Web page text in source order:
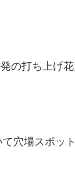
の打ち上げ花
穴場スポッ